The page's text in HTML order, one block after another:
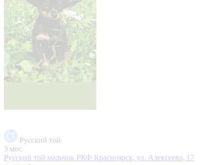
Русский той
3 мес.
Русский той мальчик РКФ Красноярск, ул. Алексеева, 17